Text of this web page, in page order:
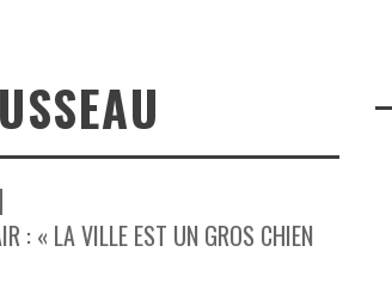
: « LA VILLE EST UN GROS CHIEN